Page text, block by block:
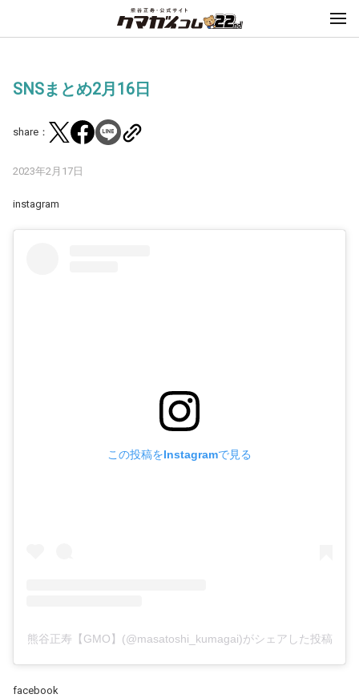
SNSまとめ2月16日
share：
2023年2月17日
instagram
この投稿をInstagramで見る
熊谷正寿【GMO】(@masatoshi_kumagai)がシェアした投稿
facebook